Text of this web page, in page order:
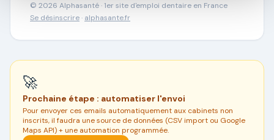
© 2026 Alphasanté · 1er site d'emploi dentaire en France
Se désinscrire· alphasante.fr
🚀
Prochaine étape : automatiser l'envoi
Pour envoyer ces emails automatiquement aux cabinets non
inscrits, il faudra une source de données (CSV import ou Google
Maps API) + une automation programmée.